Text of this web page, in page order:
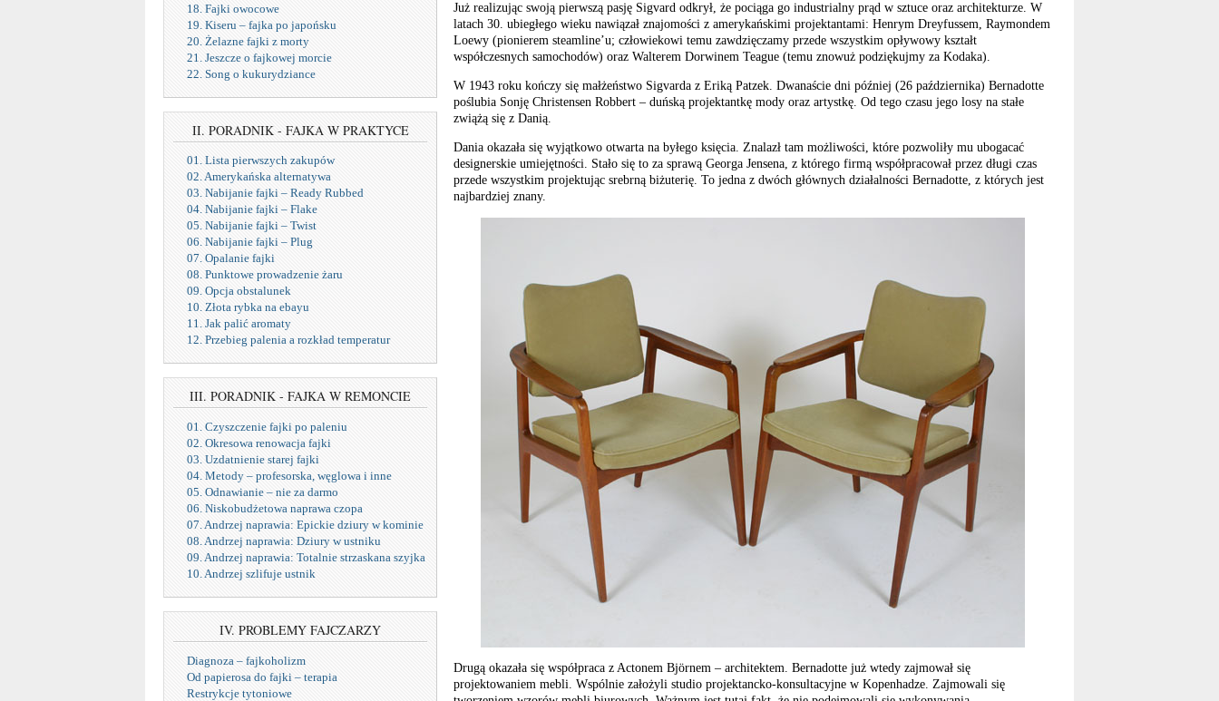
18. Fajki owocowe
19. Kiseru – fajka po japońsku
20. Żelazne fajki z morty
21. Jeszcze o fajkowej morcie
22. Song o kukurydziance
II. PORADNIK - FAJKA W PRAKTYCE
01. Lista pierwszych zakupów
02. Amerykańska alternatywa
03. Nabijanie fajki – Ready Rubbed
04. Nabijanie fajki – Flake
05. Nabijanie fajki – Twist
06. Nabijanie fajki – Plug
07. Opalanie fajki
08. Punktowe prowadzenie żaru
09. Opcja obstalunek
10. Złota rybka na ebayu
11. Jak palić aromaty
12. Przebieg palenia a rozkład temperatur
III. PORADNIK - FAJKA W REMONCIE
01. Czyszczenie fajki po paleniu
02. Okresowa renowacja fajki
03. Uzdatnienie starej fajki
04. Metody – profesorska, węglowa i inne
05. Odnawianie – nie za darmo
06. Niskobudżetowa naprawa czopa
07. Andrzej naprawia: Epickie dziury w kominie
08. Andrzej naprawia: Dziury w ustniku
09. Andrzej naprawia: Totalnie strzaskana szyjka
10. Andrzej szlifuje ustnik
IV. PROBLEMY FAJCZARZY
Diagnoza – fajkoholizm
Od papierosa do fajki – terapia
Restrykcje tytoniowe
Już realizując swoją pierwszą pasję Sigvard odkrył, że pociąga go industrialny prąd w sztuce oraz architekturze. W
latach 30. ubiegłego wieku nawiązał znajomości z amerykańskimi projektantami: Henrym Dreyfussem, Raymondem
Loewy (pionierem steamline’u; człowiekowi temu zawdzięczamy przede wszystkim opływowy kształt
współczesnych samochodów) oraz Walterem Dorwinem Teague (temu znowuż podziękujmy za Kodaka).
W 1943 roku kończy się małżeństwo Sigvarda z Eriką Patzek. Dwanaście dni później (26 października) Bernadotte
poślubia Sonję Christensen Robbert – duńską projektantkę mody oraz artystkę. Od tego czasu jego losy na stałe
zwiążą się z Danią.
Dania okazała się wyjątkowo otwarta na byłego księcia. Znalazł tam możliwości, które pozwoliły mu ubogacać
designerskie umiejętności. Stało się to za sprawą Georga Jensena, z którego firmą współpracował przez długi czas
przede wszystkim projektując srebrną biżuterię. To jedna z dwóch głównych działalności Bernadotte, z których jest
najbardziej znany.
Drugą okazała się współpraca z Actonem Björnem – architektem. Bernadotte już wtedy zajmował się
projektowaniem mebli. Wspólnie założyli studio projektancko-konsultacyjne w Kopenhadze. Zajmowali się